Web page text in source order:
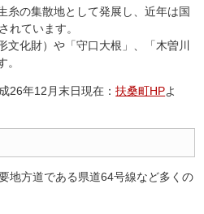
糸の集散地として発展し、近年は国
れています。
文化財）や「守口大根」、「木曽川
。
26年12月末日現在：扶桑町HPよ
地方道である県道64号線など多くの